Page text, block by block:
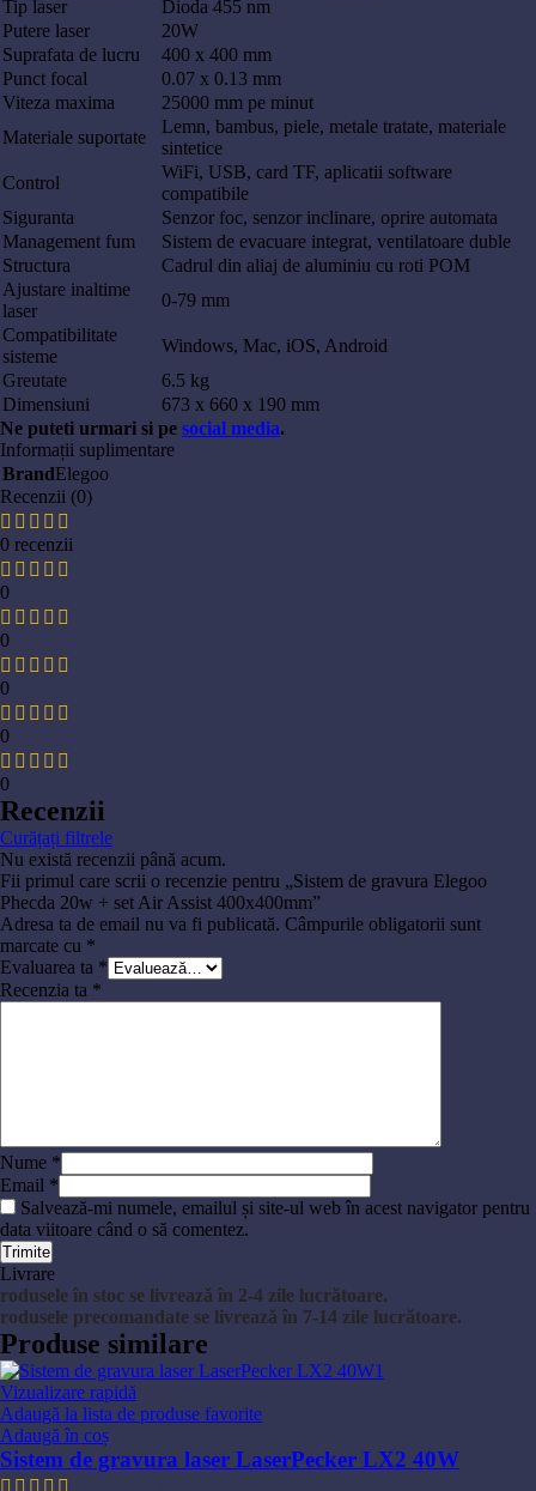
Tip laser
Dioda 455 nm
Putere laser
20W
Suprafata de lucru
400 x 400 mm
Punct focal
0.07 x 0.13 mm
Viteza maxima
25000 mm pe minut
Materiale suportate
Lemn, bambus, piele, metale tratate, materiale
sintetice
Control
WiFi, USB, card TF, aplicatii software
compatibile
Siguranta
Senzor foc, senzor inclinare, oprire automata
Management fum
Sistem de evacuare integrat, ventilatoare duble
Structura
Cadrul din aliaj de aluminiu cu roti POM
Ajustare inaltime
laser
0-79 mm
Compatibilitate
sisteme
Windows, Mac, iOS, Android
Greutate
6.5 kg
Dimensiuni
673 x 660 x 190 mm
Ne puteti urmari si pe social media.
Informații suplimentare
BrandElegoo
Recenzii (0)
0 recenzii
0
0
0
0
0
Recenzii
Curățați filtrele
Nu există recenzii până acum.
Fii primul care scrii o recenzie pentru „Sistem de gravura Elegoo
Phecda 20w + set Air Assist 400x400mm”
Adresa ta de email nu va fi publicată. Câmpurile obligatorii sunt
marcate cu *
Evaluarea ta *
Recenzia ta *
Nume *
Email *
Salvează-mi numele, emailul și site-ul web în acest navigator pentru
data viitoare când o să comentez.
Livrare
în stoc se livrează în 2-4 zile lucrătoare.
precomandate se livrează în 7-14 zile lucrătoare.
Produse similare
Vizualizare rapidă
Adaugă la lista de produse favorite
Adaugă în coș
Sistem de gravura laser LaserPecker LX2 40W